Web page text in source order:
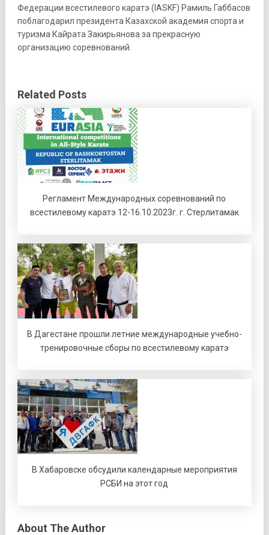
Федерации всестилевого каратэ (IASKF) Рамиль Габбасов
поблагодарил президента Казахской академия спорта и
туризма Кайрата Закирьянова за прекрасную
организацию соревнований.
Related Posts
Регламент Международных соревнований по
всестилевому каратэ 12-16.10.2023г. г. Стерлитамак
В Дагестане прошли летние международные учебно-
тренировочные сборы по всестилевому каратэ
В Хабаровске обсудили календарные мероприятия
РСБИ на этот год
About The Author